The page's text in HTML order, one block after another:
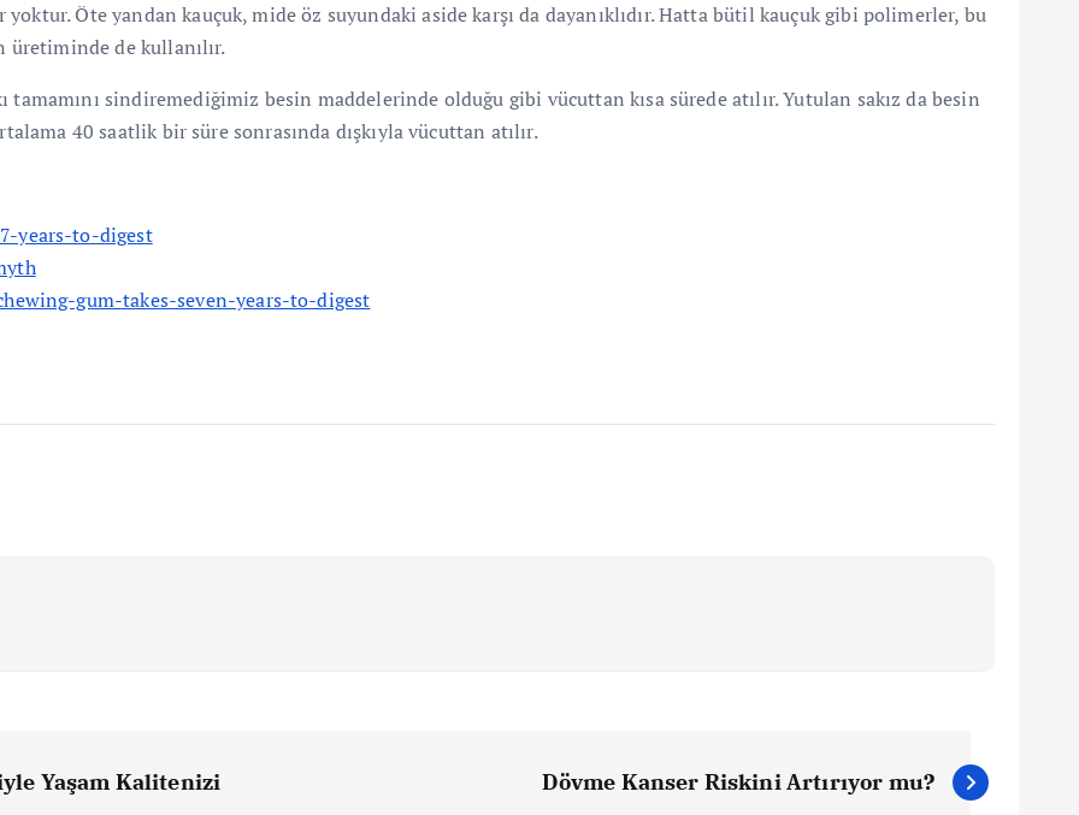
Öte yandan kauçuk, mide öz suyundaki aside karşı da dayanıklıdır. Hatta bütil kauçuk gibi polimerler, bu
üretiminde de kullanılır.
tamamını sindiremediğimiz besin maddelerinde olduğu gibi vücuttan kısa sürede atılır. Yutulan sakız da besin
40 saatlik bir süre sonrasında dışkıyla vücuttan atılır.
years-to-digest
gum-takes-seven-years-to-digest
Yaşam Kalitenizi
Dövme Kanser Riskini Artırıyor mu?